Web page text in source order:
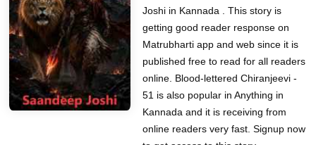
Joshi in Kannada . This story is
getting good reader response on
Matrubharti app and web since it is
published free to read for all readers
online. Blood-lettered Chiranjeevi -
51 is also popular in Anything in
Kannada and it is receiving from
online readers very fast. Signup now